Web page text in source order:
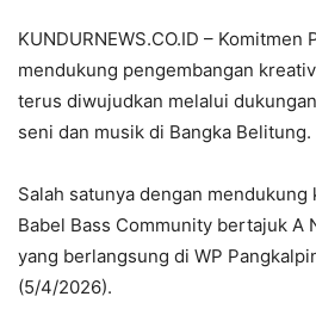
KUNDURNEWS.CO.ID – Komitmen
mendukung pengembangan
terus diwujudkan melalui
seni dan musik di Bangka Belitung.
Salah satunya dengan mendukung
Babel Bass Community bertajuk A
yang berlangsung di WP
(5/4/2026).